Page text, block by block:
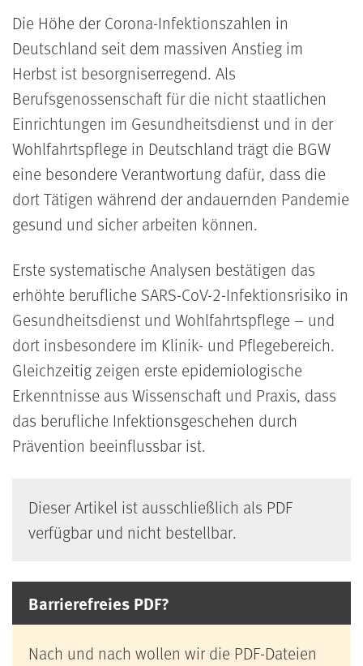
Die Höhe der Corona-Infektionszahlen in
Deutschland seit dem massiven Anstieg im
Herbst ist besorgniserregend. Als
Berufsgenossenschaft für die nicht staatlichen
Einrichtungen im Gesundheitsdienst und in der
Wohlfahrtspflege in Deutschland trägt die BGW
eine besondere Verantwortung dafür, dass die
dort Tätigen während der andauernden Pandemie
gesund und sicher arbeiten können.
Erste systematische Analysen bestätigen das
erhöhte berufliche SARS-CoV-2-Infektionsrisiko in
Gesundheitsdienst und Wohlfahrtspflege – und
dort insbesondere im Klinik- und Pflegebereich.
Gleichzeitig zeigen erste epidemiologische
Erkenntnisse aus Wissenschaft und Praxis, dass
das berufliche Infektionsgeschehen durch
Prävention beeinflussbar ist.
Dieser Artikel ist ausschließlich als PDF
verfügbar und nicht bestellbar.
Barrierefreies PDF?
Nach und nach wollen wir die PDF-Dateien